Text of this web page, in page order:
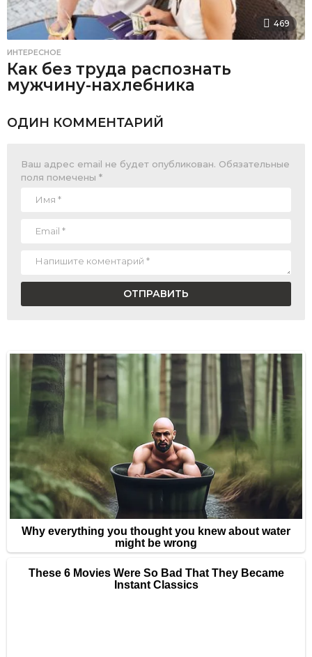
469
ИНТЕРЕСНОЕ
Как без труда распознать
мужчину-нахлебника
ОДИН КОММЕНТАРИЙ
Ваш адрес email не будет опубликован. Обязательные
поля помечены *